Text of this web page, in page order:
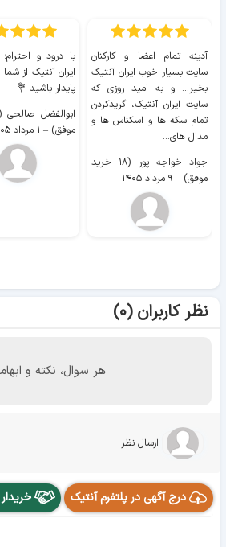
آدینه تمام اعضا و کارکنان
سایت بسیار خوب ايران آنتیک
بخیر... و به امید روزی که
سایت ايران آنتیک، گریدکردن
تمام سکه ها و اسکناس ها و
مدال های...
جواد خواجه پور (۱۸ خرید
موفق) – ۹ مرداد ۱۴۰۵
با درود و
ایران آنتیک از شما
پایدار باشید 💐
موفق) – ۱ مرداد ۱۴۰۵
نظر کاربران (۰)
هر سوال، نکته و
ارسال نظر
درج آگهی در پلتفرم آنتیک